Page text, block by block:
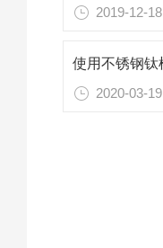
2019-12-18
2020-03-19